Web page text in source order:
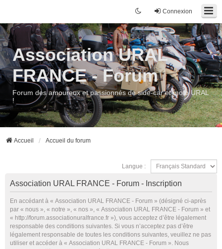
Connexion
Association URAL
FRANCE - Forum
Forum des amoureux et passionnés de side-car et moto URAL
!
Accueil Accueil du forum
Langue :
Association URAL FRANCE - Forum - Inscription
En accédant à « Association URAL FRANCE - Forum » (désigné ci-après
par « nous », « notre », « nos », « Association URAL FRANCE - Forum » et
« http://forum.associationuralfrance.fr »), vous acceptez d’être légalement
responsable des conditions suivantes. Si vous n’acceptez pas d’être
légalement responsable de toutes les conditions suivantes, veuillez ne pas
utiliser et accéder à « Association URAL FRANCE - Forum ». Nous